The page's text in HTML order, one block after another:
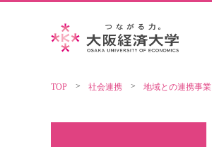
TOP 社会連携 地域との連携事業